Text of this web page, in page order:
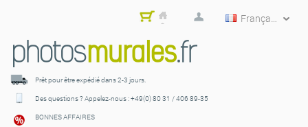
Français
Mon
er
Prêt pour être expédiédans 2-3 jours.
Des questions ? Appelez-nous :+49(0) 80 31 / 406 89-35
BONNES AFFAIRES